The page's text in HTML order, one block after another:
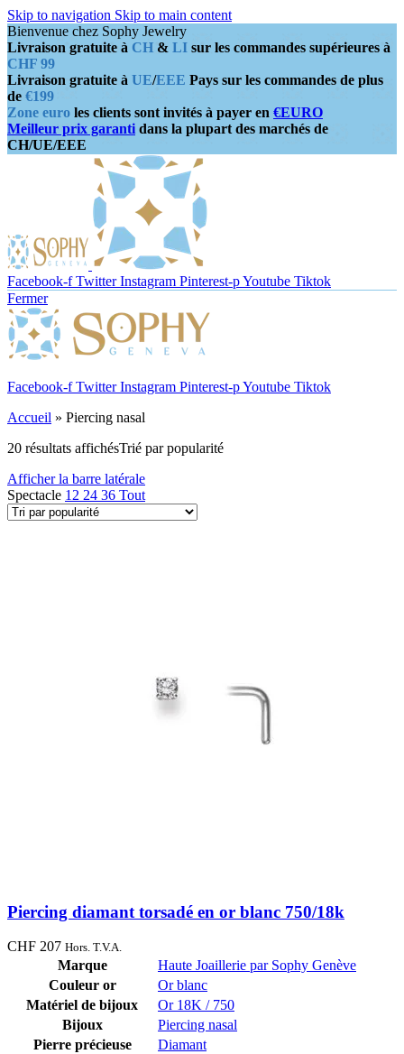
Skip to navigation Skip to main content
Bienvenue chez Sophy Jewelry
Livraison gratuite à CH & LI sur les commandes supérieures à
CHF 99
Livraison gratuite à UE/EEE Pays sur les commandes de plus
de €199
Zone euro les clients sont invités à payer en €EURO
Meilleur prix garanti dans la plupart des marchés de
CH/UE/EEE
Facebook-f Twitter Instagram Pinterest-pYoutube Tiktok
Fermer
Facebook-f Twitter Instagram Pinterest-pYoutube Tiktok
Accueil » Piercing nasal
20 résultats affichésTrié par popularité
Afficher la barre latérale
Spectacle 12 24 36 Tout
Piercing diamant torsadé en or blanc 750/18k
CHF 207 Hors. T.V.A.
Marque
Haute Joaillerie par Sophy Genève
Couleur or
Or blanc
Matériel de bijoux
Or 18K / 750
Bijoux
Piercing nasal
Pierre précieuse
Diamant